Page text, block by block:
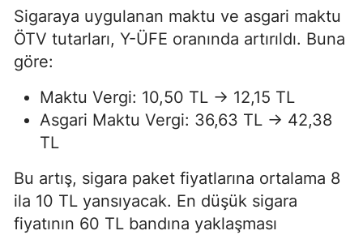
Sigaraya uygulanan maktu ve asgari maktu
ÖTV tutarları, Y-ÜFE oranında artırıldı. Buna
göre:
Maktu Vergi: 10,50 TL → 12,15 TL
Asgari Maktu Vergi: 36,63 TL → 42,38
TL
Bu artış, sigara paket fiyatlarına ortalama 8
ila 10 TL yansıyacak. En düşük sigara
fiyatının 60 TL bandına yaklaşması